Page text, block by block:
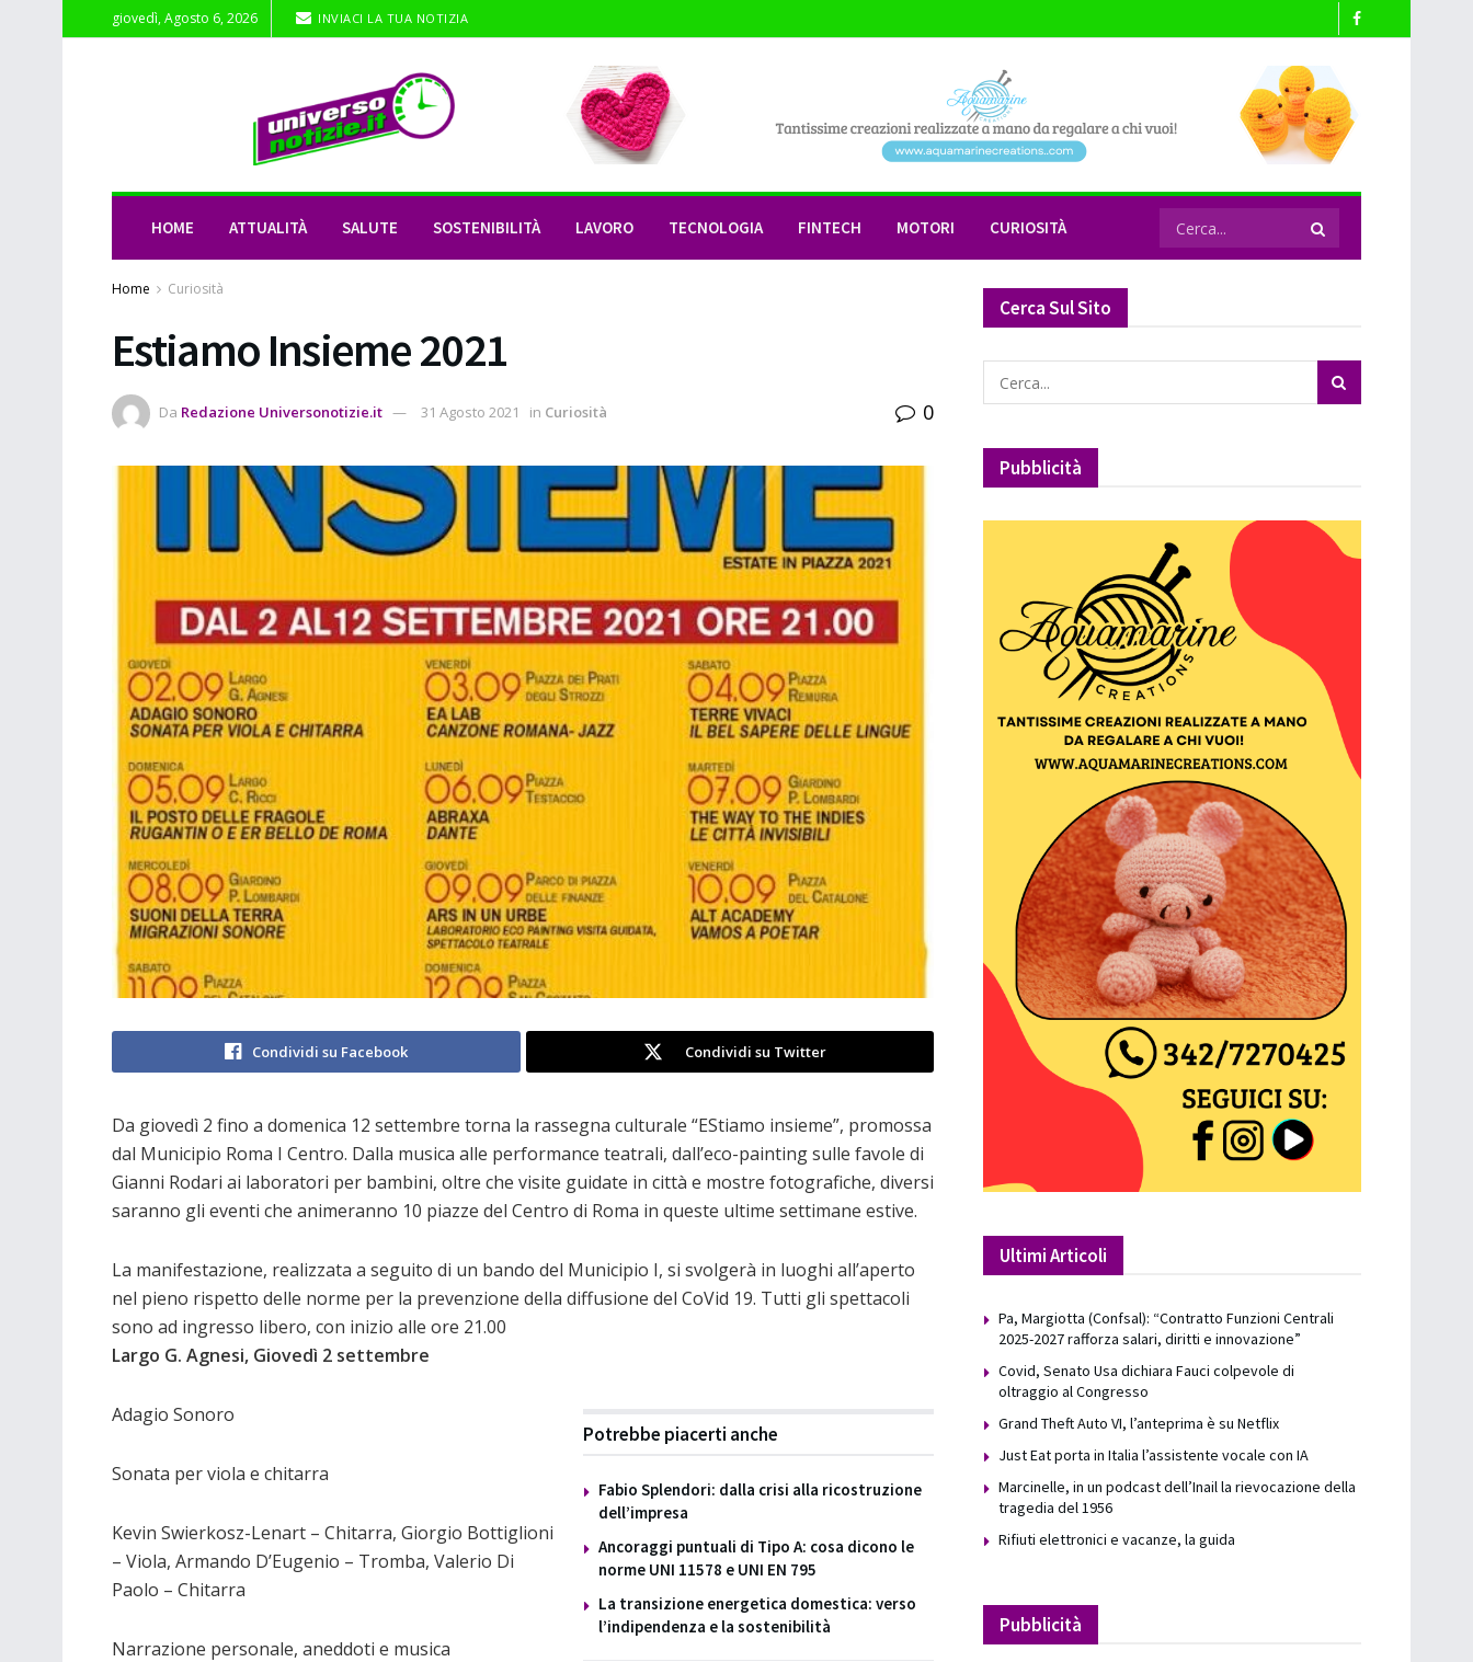
giovedì, Agosto 6, 2026 INVIACI LA TUA NOTIZIA
HOME ATTUALITÀ SALUTE SOSTENIBILITÀ LAVORO TECNOLOGIA FINTECH MOTORI CURIOSITÀ
Home Curiosità
Estiamo Insieme 2021
Da Redazione Universonotizie.it 31 Agosto 2021 in Curiosità 0
Condividi su Facebook Condividi su Twitter
Da giovedì 2 fino a domenica 12 settembre torna la rassegna culturale “EStiamo insieme”, promossa
dal Municipio Roma I Centro. Dalla musica alle performance teatrali, dall’eco-painting sulle favole di
Gianni Rodari ai laboratori per bambini, oltre che visite guidate in città e mostre fotografiche, diversi
saranno gli eventi che animeranno 10 piazze del Centro di Roma in queste ultime settimane estive.
La manifestazione, realizzata a seguito di un bando del Municipio I, si svolgerà in luoghi all’aperto
nel pieno rispetto delle norme per la prevenzione della diffusione del CoVid 19. Tutti gli spettacoli
sono ad ingresso libero, con inizio alle ore 21.00
Largo G. Agnesi, Giovedì 2 settembre
Potrebbe piacerti anche
Fabio Splendori: dalla crisi alla ricostruzione
dell’impresa
Ancoraggi puntuali di Tipo A: cosa dicono le
norme UNI 11578 e UNI EN 795
La transizione energetica domestica: verso
l’indipendenza e la sostenibilità
Adagio Sonoro
Sonata per viola e chitarra
Kevin Swierkosz-Lenart – Chitarra, Giorgio Bottiglioni
– Viola, Armando D’Eugenio – Tromba, Valerio Di
Paolo – Chitarra
Narrazione personale, aneddoti e musica
Cerca Sul Sito
Pubblicità
Ultimi Articoli
Pa, Margiotta (Confsal): “Contratto Funzioni Centrali
2025-2027 rafforza salari, diritti e innovazione”
Covid, Senato Usa dichiara Fauci colpevole di
oltraggio al Congresso
Grand Theft Auto VI, l’anteprima è su Netflix
Just Eat porta in Italia l’assistente vocale con IA
Marcinelle, in un podcast dell’Inail la rievocazione della
tragedia del 1956
Rifiuti elettronici e vacanze, la guida
Pubblicità